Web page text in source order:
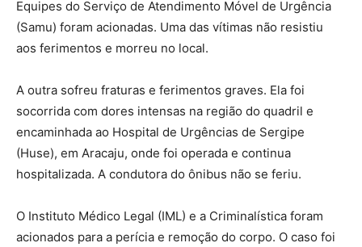
Equipes do Serviço de Atendimento Móvel de Urgência
(Samu) foram acionadas. Uma das vítimas não resistiu
aos ferimentos e morreu no local.
A outra sofreu fraturas e ferimentos graves. Ela foi
socorrida com dores intensas na região do quadril e
encaminhada ao Hospital de Urgências de Sergipe
(Huse), em Aracaju, onde foi operada e continua
hospitalizada. A condutora do ônibus não se feriu.
O Instituto Médico Legal (IML) e a Criminalística foram
acionados para a perícia e remoção do corpo. O caso foi